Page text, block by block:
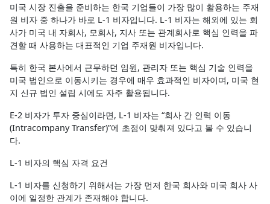
미국 시장 진출을 준비하는 한국 기업들이 가장 많이 활용하는 주재
원 비자 중 하나가 바로 L-1 비자입니다. L-1 비자는 해외에 있는 회
사가 미국 내 자회사, 모회사, 지사 또는 관계회사로 핵심 인력을 파
견할 때 사용하는 대표적인 기업 주재원 비자입니다.
특히 한국 본사에서 근무하던 임원, 관리자 또는 핵심 기술 인력을
미국 법인으로 이동시키는 경우에 매우 효과적인 비자이며, 미국 현
지 신규 법인 설립 시에도 자주 활용됩니다.
E-2 비자가 투자 중심이라면, L-1 비자는 “회사 간 인력 이동
(Intracompany Transfer)”에 초점이 맞춰져 있다고 볼 수 있습니
다.
L-1 비자의 핵심 자격 요건
L-1 비자를 신청하기 위해서는 가장 먼저 한국 회사와 미국 회사 사
이에 일정한 관계가 존재해야 합니다.